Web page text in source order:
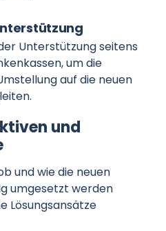
Unterstützung seitens
um die
auf die neuen
und
und wie die neuen
umgesetzt werden
Lösungsansätze